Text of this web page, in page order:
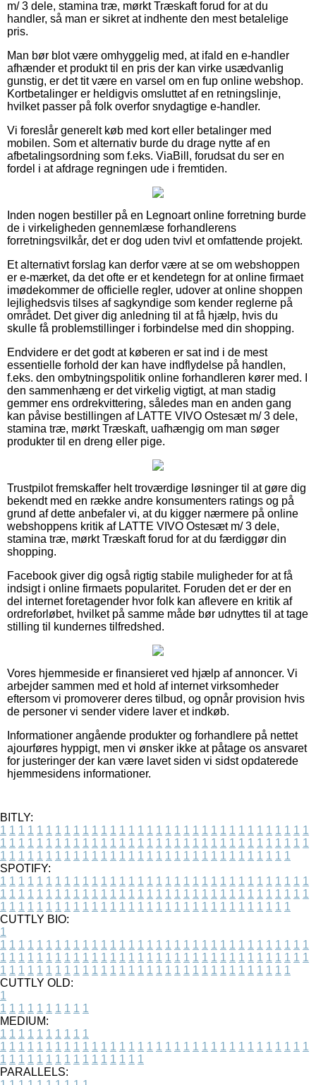
m/ 3 dele, stamina træ, mørkt Træskaft forud for at du
handler, så man er sikret at indhente den mest betalelige
pris.
Man bør blot være omhyggelig med, at ifald en e-handler
afhænder et produkt til en pris der kan virke usædvanlig
gunstig, er det tit være en varsel om en fup online webshop.
Kortbetalinger er heldigvis omsluttet af en retningslinje,
hvilket passer på folk overfor snydagtige e-handler.
Vi foreslår generelt køb med kort eller betalinger med
mobilen. Som et alternativ burde du drage nytte af en
afbetalingsordning som f.eks. ViaBill, forudsat du ser en
fordel i at afdrage regningen ude i fremtiden.
Inden nogen bestiller på en Legnoart online forretning burde
de i virkeligheden gennemlæse forhandlerens
forretningsvilkår, det er dog uden tvivl et omfattende projekt.
Et alternativt forslag kan derfor være at se om webshoppen
er e-mærket, da det ofte er et kendetegn for at online firmaet
imødekommer de officielle regler, udover at online shoppen
lejlighedsvis tilses af sagkyndige som kender reglerne på
området. Det giver dig anledning til at få hjælp, hvis du
skulle få problemstillinger i forbindelse med din shopping.
Endvidere er det godt at køberen er sat ind i de mest
essentielle forhold der kan have indflydelse på handlen,
f.eks. den ombytningspolitik online forhandleren kører med. I
den sammenhæng er det virkelig vigtigt, at man stadig
gemmer ens ordrekvittering, således man en anden gang
kan påvise bestillingen af LATTE VIVO Ostesæt m/ 3 dele,
stamina træ, mørkt Træskaft, uafhængig om man søger
produkter til en dreng eller pige.
Trustpilot fremskaffer helt troværdige løsninger til at gøre dig
bekendt med en række andre konsumenters ratings og på
grund af dette anbefaler vi, at du kigger nærmere på online
webshoppens kritik af LATTE VIVO Ostesæt m/ 3 dele,
stamina træ, mørkt Træskaft forud for at du færdiggør din
shopping.
Facebook giver dig også rigtig stabile muligheder for at få
indsigt i online firmaets popularitet. Foruden det er der en
del internet foretagender hvor folk kan aflevere en kritik af
ordreforløbet, hvilket på samme måde bør udnyttes til at tage
stilling til kundernes tilfredshed.
Vores hjemmeside er finansieret ved hjælp af annoncer. Vi
arbejder sammen med et hold af internet virksomheder
eftersom vi promoverer deres tilbud, og opnår provision hvis
de personer vi sender videre laver et indkøb.
Informationer angående produkter og forhandlere på nettet
ajourføres hyppigt, men vi ønsker ikke at påtage os ansvaret
for justeringer der kan være lavet siden vi sidst opdaterede
hjemmesidens informationer.
BITLY:
1 1 1 1 1 1 1 1 1 1 1 1 1 1 1 1 1 1 1 1 1 1 1 1 1 1 1 1 1 1 1 1 1 1
1 1 1 1 1 1 1 1 1 1 1 1 1 1 1 1 1 1 1 1 1 1 1 1 1 1 1 1 1 1 1 1 1 1
1 1 1 1 1 1 1 1 1 1 1 1 1 1 1 1 1 1 1 1 1 1 1 1 1 1 1 1 1 1 1 1
SPOTIFY:
1 1 1 1 1 1 1 1 1 1 1 1 1 1 1 1 1 1 1 1 1 1 1 1 1 1 1 1 1 1 1 1 1 1
1 1 1 1 1 1 1 1 1 1 1 1 1 1 1 1 1 1 1 1 1 1 1 1 1 1 1 1 1 1 1 1 1 1
1 1 1 1 1 1 1 1 1 1 1 1 1 1 1 1 1 1 1 1 1 1 1 1 1 1 1 1 1 1 1 1
CUTTLY BIO:
1
1 1 1 1 1 1 1 1 1 1 1 1 1 1 1 1 1 1 1 1 1 1 1 1 1 1 1 1 1 1 1 1 1 1
1 1 1 1 1 1 1 1 1 1 1 1 1 1 1 1 1 1 1 1 1 1 1 1 1 1 1 1 1 1 1 1 1 1
1 1 1 1 1 1 1 1 1 1 1 1 1 1 1 1 1 1 1 1 1 1 1 1 1 1 1 1 1 1 1 1
CUTTLY OLD:
1
1 1 1 1 1 1 1 1 1 1
MEDIUM:
1 1 1 1 1 1 1 1 1 1
1 1 1 1 1 1 1 1 1 1 1 1 1 1 1 1 1 1 1 1 1 1 1 1 1 1 1 1 1 1 1 1 1 1
1 1 1 1 1 1 1 1 1 1 1 1 1 1 1 1
PARALLELS: